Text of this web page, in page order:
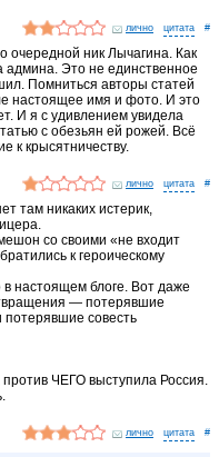
лично #
очередной ник Лычагина. Как
админа. Это не единственное
Помниться авторы статей
настоящее имя и фото. И это
И я с удивлением увидела
с обезьян ей рожей. Всё
к крысятничеству.
лично #
там никаких истерик,
со своими «не входит
к героическому
настоящем блоге. Вот даже
— потерявшие
потерявшие совесть
ЧЕГО выступила Россия.
лично #